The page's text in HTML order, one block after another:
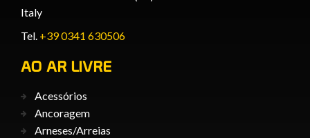
Italy
Tel. +39 0341 630506
AO AR LIVRE
Acessórios
Ancoragem
Arneses/Arreias